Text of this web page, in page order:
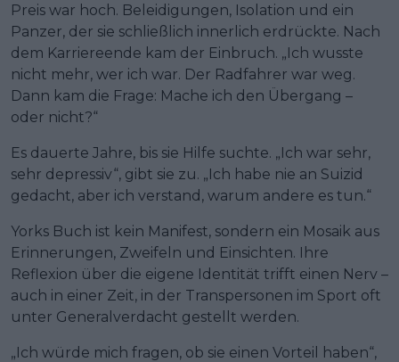
Preis war hoch. Beleidigungen, Isolation und ein
Panzer, der sie schließlich innerlich erdrückte. Nach
dem Karriereende kam der Einbruch. „Ich wusste
nicht mehr, wer ich war. Der Radfahrer war weg.
Dann kam die Frage: Mache ich den Übergang –
oder nicht?“
Es dauerte Jahre, bis sie Hilfe suchte. „Ich war sehr,
sehr depressiv“, gibt sie zu. „Ich habe nie an Suizid
gedacht, aber ich verstand, warum andere es tun.“
Yorks Buch ist kein Manifest, sondern ein Mosaik aus
Erinnerungen, Zweifeln und Einsichten. Ihre
Reflexion über die eigene Identität trifft einen Nerv –
auch in einer Zeit, in der Transpersonen im Sport oft
unter Generalverdacht gestellt werden.
„Ich würde mich fragen, ob sie einen Vorteil haben“,